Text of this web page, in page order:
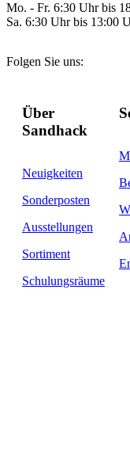
Mo. - Fr. 6:30 Uhr bis
Sa. 6:30 Uhr bis 13:00
Folgen Sie uns:
Über
Sandhack
Neuigkeiten
Sonderposten
Ausstellungen
Sortiment
Schulungsräume